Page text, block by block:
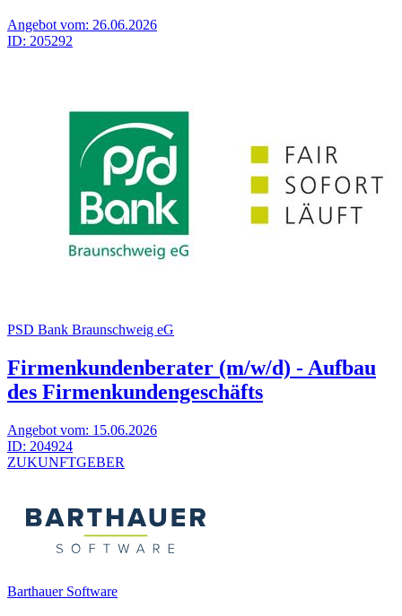
Angebot vom: 26.06.2026
ID: 205292
PSD Bank Braunschweig eG
Firmenkundenberater (m/w/d) - Aufbau
des Firmenkundengeschäfts
Angebot vom: 15.06.2026
ID: 204924
ZUKUNFTGEBER
Barthauer Software